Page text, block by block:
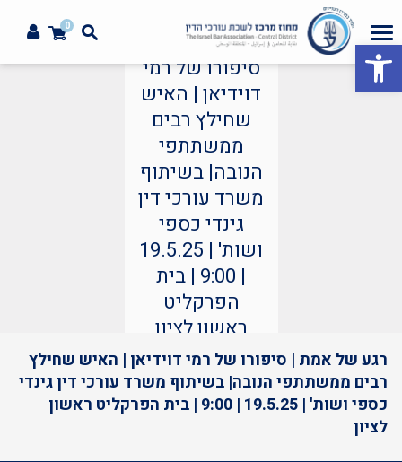
פתח סרגל נגישות
0
רגע של אמת |
סיפורו של רמי
דוידיאן | האיש
שחילץ רבים
ממשתתפי
הנובה| בשיתוף
משרד עורכי דין
גינדי כספי
ושות' | 19.5.25
| 9:00 | בית
הפרקליט
ראשון לציון
מיוחדים
רגע של אמת | סיפורו של רמי דוידיאן | האיש שחילץ
רבים ממשתתפי הנובה| בשיתוף משרד עורכי דין גינדי
כספי ושות' | 19.5.25 | 9:00 | בית הפרקליט ראשון
לציון